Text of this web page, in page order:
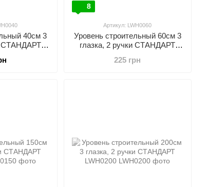
40см 3
СТАНДАРТ
8
Артикул: LWH0060
Уровень строительный 60см 3
глазка, 2 ручки СТАНДАРТ
225 грн